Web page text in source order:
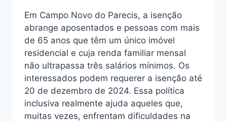
Em Campo Novo do Parecis, a isenção
abrange aposentados e pessoas com mais
de 65 anos que têm um único imóvel
residencial e cuja renda familiar mensal
não ultrapassa três salários mínimos. Os
interessados podem requerer a isenção até
20 de dezembro de 2024. Essa política
inclusiva realmente ajuda aqueles que,
muitas vezes, enfrentam dificuldades na